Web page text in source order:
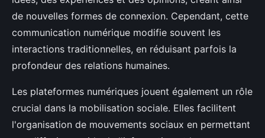
de nouvelles formes de connexion. Cependant, cette
communication numérique modifie souvent les
interactions traditionnelles, en réduisant parfois la
profondeur des relations humaines.
Les plateformes numériques jouent également un rôle
crucial dans la mobilisation sociale. Elles facilitent
l'organisation de mouvements sociaux en permettant